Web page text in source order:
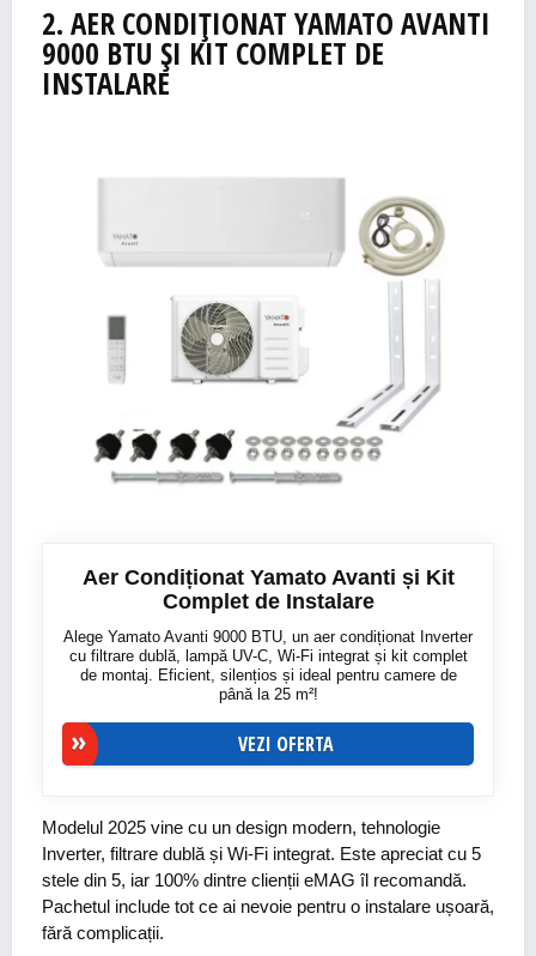
2. AER CONDIȚIONAT YAMATO AVANTI
9000 BTU ȘI KIT COMPLET DE
INSTALARE
Aer Condiționat Yamato Avanti și Kit
Complet de Instalare
Alege Yamato Avanti 9000 BTU, un aer condiționat Inverter
cu filtrare dublă, lampă UV-C, Wi-Fi integrat și kit complet
de montaj. Eficient, silențios și ideal pentru camere de
până la 25 m²!
VEZI OFERTA
Modelul 2025 vine cu un design modern, tehnologie
Inverter, filtrare dublă și Wi-Fi integrat. Este apreciat cu 5
stele din 5, iar 100% dintre clienții eMAG îl recomandă.
Pachetul include tot ce ai nevoie pentru o instalare ușoară,
fără complicații.